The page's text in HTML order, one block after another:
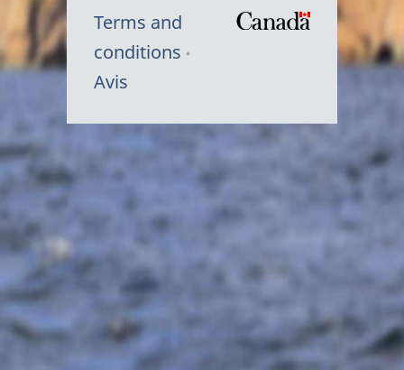
Terms and
conditions
Avis
Symbole
Canada